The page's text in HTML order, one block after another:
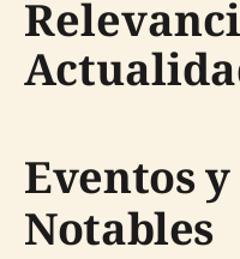
Eventos
Notables